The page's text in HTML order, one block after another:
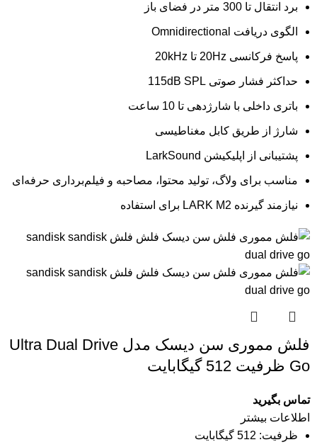
برد انتقال تا 300 متر در فضای باز
الگوی دریافت Omnidirectional
پاسخ فرکانسی 20Hz تا 20kHz
حداکثر فشار صوتی 115dB SPL
باتری داخلی با شارژدهی تا 10 ساعت
شارژ از طریق کابل مغناطیسی
پشتیبانی از اپلیکیشن LarkSound
مناسب برای ولاگ، تولید محتوا، مصاحبه و فیلم‌برداری حرفه‌ای
نیازمند گیرنده LARK M2 برای استفاده
فلش مموری سن دیسک مدل Ultra Dual Drive
Go ظرفیت 512 گیگابایت
تماس بگیرید
اطلاعات بیشتر
ظرفیت: 512 گیگابایت